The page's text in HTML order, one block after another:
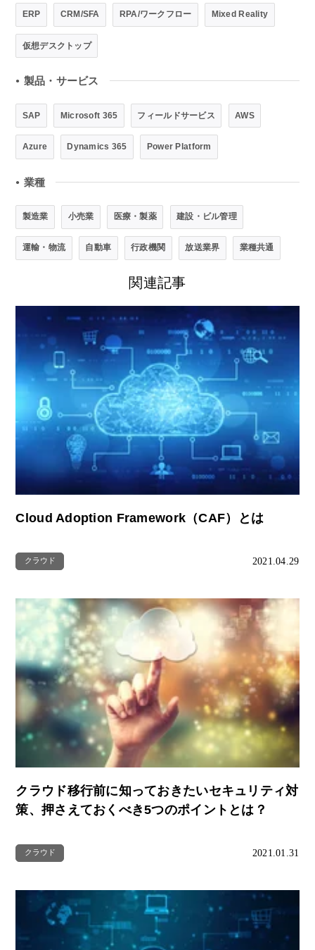
ERP CRM/SFA RPA/ワークフロー Mixed Reality
仮想デスクトップ
● 製品・サービス
SAP Microsoft 365 フィールドサービス AWS
Azure Dynamics 365 Power Platform
● 業種
製造業 小売業 医療・製薬 建設・ビル管理
運輸・物流 自動車 行政機関 放送業界 業種共通
関連記事
Cloud Adoption Framework（CAF）とは
クラウド 2021.04.29
クラウド移行前に知っておきたいセキュリティ対
策、押さえておくべき5つのポイントとは？
クラウド 2021.01.31